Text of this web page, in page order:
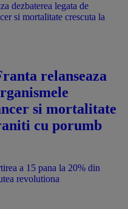
dezbaterea legata de
si mortalitate crescuta la
relanseaza
si mortalitate
cu porumb
a 15 pana la 20% din
revolutiona